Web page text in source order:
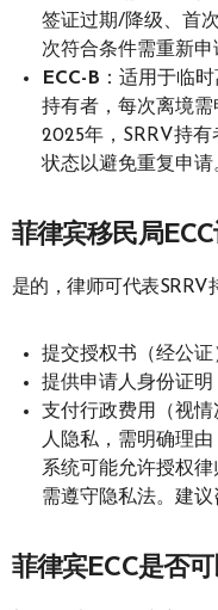
签证过期/降级、首
次符合条件需重新申
ECC-B ：适用于临
持有者，每次离境需
2025年，SRRV持
状态以避免重复申请
菲律宾移民局
是的，律师可代表SRRV
提交授权书（经公证
提供申请人身份证明
支付行政费用（视
人隐私，需明确理
系统可能允许授权律
需遵守隐私法。建议
菲律宾ECC是否